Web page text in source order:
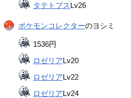
タテトプスLv26
ポケモンコレクターのヨシミ
1536円
ロゼリアLv20
ロゼリアLv22
ロゼリアLv24